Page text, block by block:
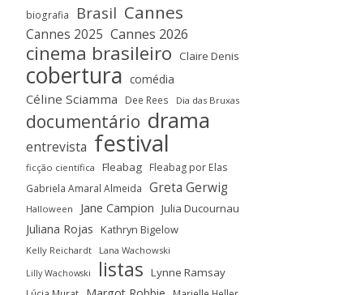
biografia Brasil Cannes
Cannes 2025 Cannes 2026
cinema brasileiro Claire Denis
cobertura comédia
Céline Sciamma Dee Rees Dia das Bruxas
documentário drama
entrevista festival
ficção científica Fleabag Fleabag por Elas
Gabriela Amaral Almeida Greta Gerwig
Halloween Jane Campion Julia Ducournau
Juliana Rojas Kathryn Bigelow
Kelly Reichardt Lana Wachowski
Lilly Wachowski listas Lynne Ramsay